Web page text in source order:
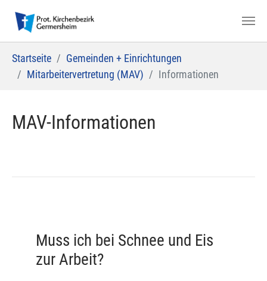
Startseite
Gemeinden + Einrichtungen
Mitarbeitervertretung (MAV)
Informationen
MAV-Informationen
Muss ich bei Schnee und Eis
zur Arbeit?